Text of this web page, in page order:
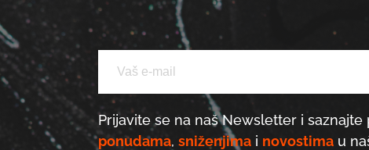
Prijavite se na naš Newsletter i
ponudama, sniženjimai novostimau